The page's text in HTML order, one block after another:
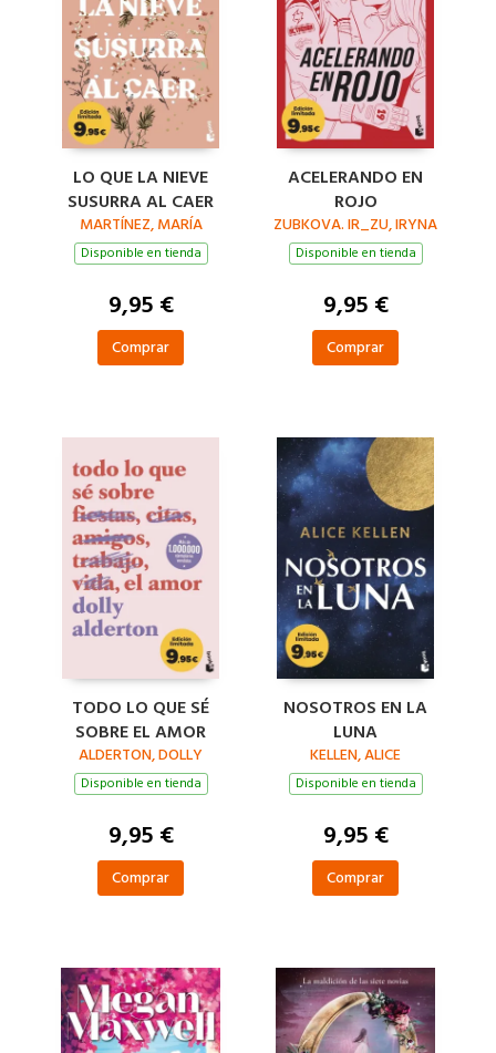
LO QUE LA NIEVE
SUSURRA AL CAER
MARTÍNEZ, MARÍA
Disponible en tienda
9,95 €
Comprar
ACELERANDO EN
ROJO
ZUBKOVA. IR_ZU, IRYNA
Disponible en tienda
9,95 €
Comprar
TODO LO QUE SÉ
SOBRE EL AMOR
ALDERTON, DOLLY
Disponible en tienda
9,95 €
Comprar
NOSOTROS EN LA
LUNA
KELLEN, ALICE
Disponible en tienda
9,95 €
Comprar